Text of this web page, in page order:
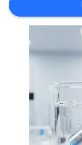
RICHIEDA
CITAZIONE